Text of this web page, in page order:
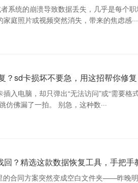
系统的崩溃导致数据丢失，几乎是每个
庭照片或视频突然消失，带来的焦虑感···
？sd卡损坏不要急，用这招帮你修复
入电脑，却只弹出“无法访问”或“需要格
仿佛漏了一拍。 别急，这种数···
？精选这款数据恢复工具，手把手
的合同方案突然变成空白文件夹——昨晚